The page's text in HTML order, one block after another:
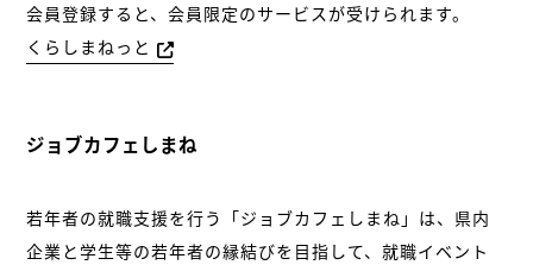
会員登録すると、会員限定のサービスが受けられます。
くらしまねっと
ジョブカフェしまね
若年者の就職支援を行う「ジョブカフェしまね」は、県内
企業と学生等の若年者の縁結びを目指して、就職イベント